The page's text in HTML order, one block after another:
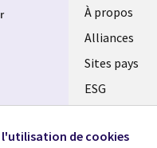
À propos
Alliances
Sites pays
ESG
Fusions
l'utilisation de cookies